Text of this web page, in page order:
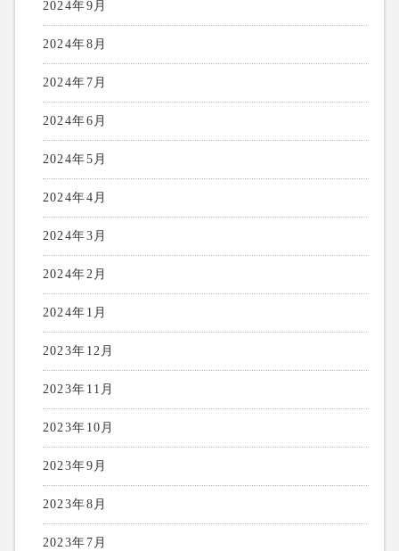
2024年9月
2024年8月
2024年7月
2024年6月
2024年5月
2024年4月
2024年3月
2024年2月
2024年1月
2023年12月
2023年11月
2023年10月
2023年9月
2023年8月
2023年7月